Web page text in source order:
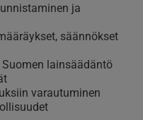
ja
säännökset
lainsäädäntö
varautuminen